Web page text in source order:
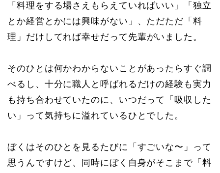
「料理をする場さえもらえていればいい」「独立
とか経営とかには興味がない」、ただただ「料
理」だけしてれば幸せだって先輩がいました。
そのひとは何かわからないことがあったらすぐ調
べるし、十分に職人と呼ばれるだけの経験も実力
も持ち合わせていたのに、いつだって「吸収した
い」って気持ちに溢れているひとでした。
ぼくはそのひとを見るたびに「すごいな〜」って
思うんですけど、同時にぼく自身がそこまで「料